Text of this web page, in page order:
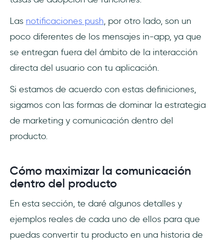
Las notificaciones push, por otro lado, son un
poco diferentes de los mensajes in-app, ya que
se entregan fuera del ámbito de la interacción
directa del usuario con tu aplicación.
Si estamos de acuerdo con estas definiciones,
sigamos con las formas de dominar la estrategia
de marketing y comunicación dentro del
producto.
Cómo maximizar la comunicación
dentro del producto
En esta sección, te daré algunos detalles y
ejemplos reales de cada uno de ellos para que
puedas convertir tu producto en una historia de